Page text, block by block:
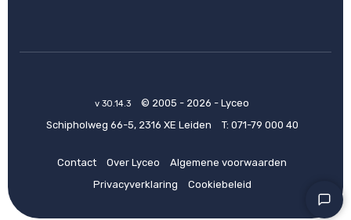
v 30.14.3
© 2005 - 2026 - Lyceo
Schipholweg 66-5, 2316 XE Leiden
T: 071-79 000 40
Contact Over Lyceo
Algemene voorwaarden
Privacyverklaring
Cookiebeleid